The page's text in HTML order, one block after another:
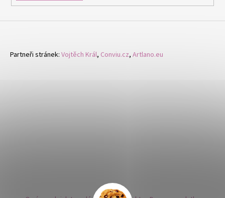
Partneři stránek: Vojtěch Král, Conviu.cz, Artlano.eu